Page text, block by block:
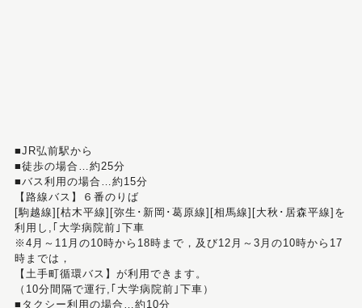
■JR弘前駅から
■徒歩の場合…約25分
■バス利用の場合…約15分
【路線バス】６番のりば
[駒越線][枯木平線][弥生･新岡･葛原線][相馬線][大秋･居森平線]を
利用し,｢大学病院前｣下車
※4月～11月の10時から18時まで，及び12月～3月の10時から17
時までは，
【土手町循環バス】が利用できます。
（10分間隔で運行,｢大学病院前｣下車）
■タクシー利用の場合…約10分